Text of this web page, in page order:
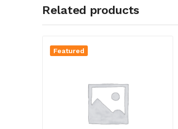
Related products
Featured